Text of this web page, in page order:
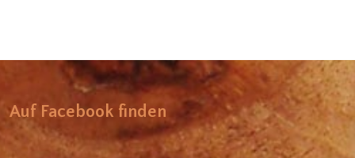
Auf Facebook finden